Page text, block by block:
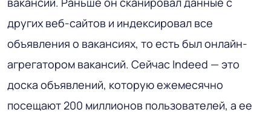
других веб-сайтов и индексировал все
объявления о вакансиях, то есть был онлайн-
агрегатором вакансий. Сейчас Indeed — это
доска объявлений, которую ежемесячно
посещают 200 миллионов пользователей, а ее